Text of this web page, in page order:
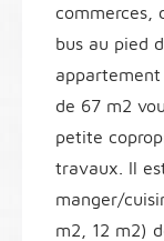
commerces,
bus au pied
appartement
de 67 m2
petite
travaux. Il
manger/
m2, 12 m2)